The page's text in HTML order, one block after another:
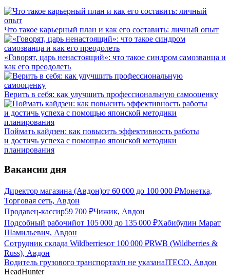
Что такое карьерный план и как его составить: личный опыт
«Говорят, царь ненастоящий»: что такое синдром самозванца и
как его преодолеть
Верить в себя: как улучшить профессиональную самооценку
Поймать кайдзен: как повысить эффективность работы
и достичь успеха с помощью японской методики
планирования
Вакансии дня
Директор магазина (Авдон)от 60 000 до 100 000 ₽Монетка,
Торговая сеть, Авдон
Продавец-кассир59 700 ₽Чижик, Авдон
Подсобный рабочийот 105 000 до 135 000 ₽Хабибулин Марат
Шамильевич, Авдон
Сотрудник склада Wildberriesот 100 000 ₽RWB (Wildberries &
Russ), Авдон
Водитель грузового транспортаз/п не указанаITECO, Авдон
HeadHunter